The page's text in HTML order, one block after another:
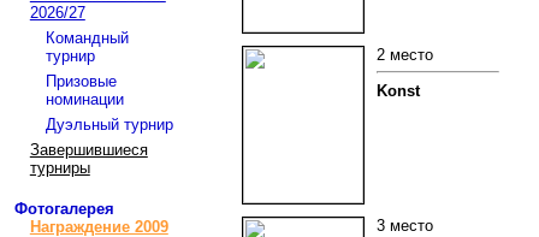
2026/27
Командный
турнир
Призовые
номинации
Дуэльный турнир
Завершившиеся
турниры
Фотогалерея
Награждение 2009
2 место
Konst
3 место